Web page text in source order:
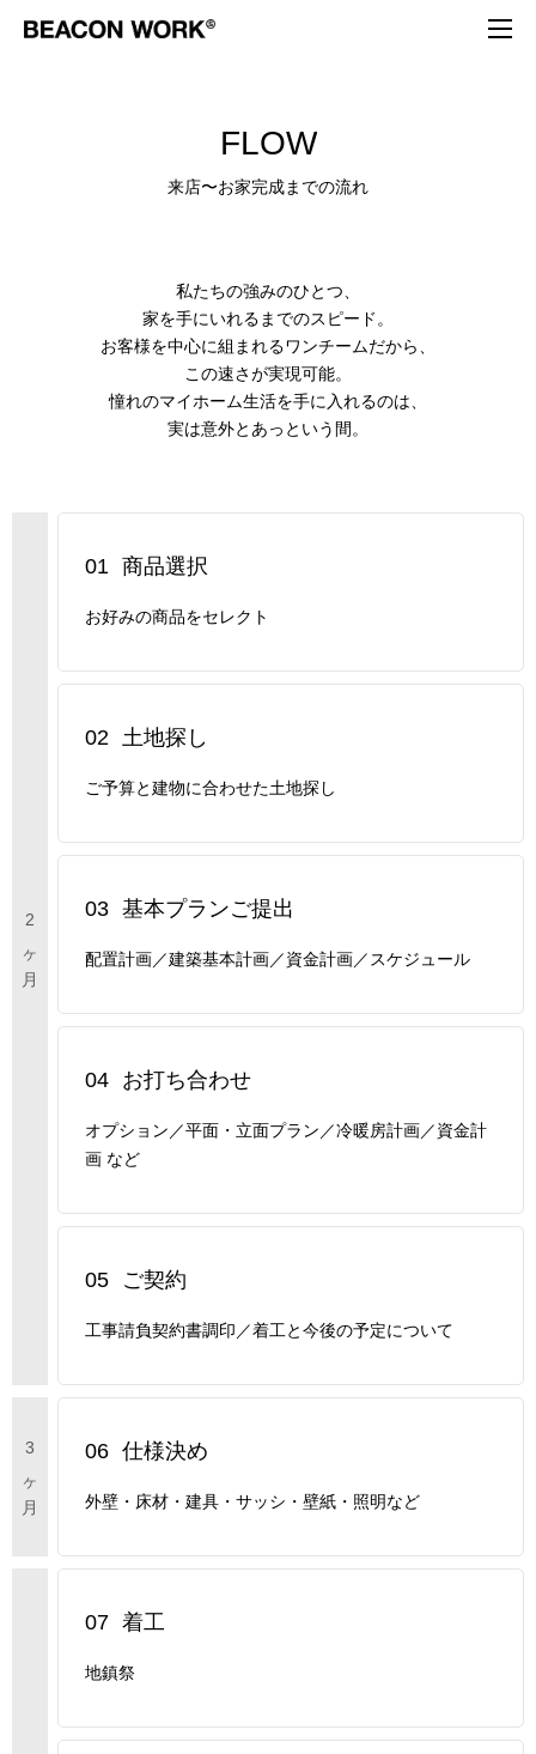
FLOW
来店〜お家完成ま での流れ
私たちの強みのひとつ、
家を手にいれるまでのスピード。
お客様を中心に組まれるワンチームだから、
この速さが実現可能。
憧れのマイホーム生活を手に入れるのは、
実は意外とあっという間。
01 商品選択
お好みの商品をセレクト
02 土地探し
ご予算と建物に合わせた土地探し
03 基本プランご提出
配置計画／建築基本計画／資金計画／スケジュール
04 お打ち合わせ
オプション／平面・立面プラン／冷暖房計画／資金計
画 など
05 ご契約
工事請負契約書調印／着工と今後の予定について
06 仕様決め
外壁・床材・建具・サッシ・壁紙・照明など
07 着工
地鎮祭